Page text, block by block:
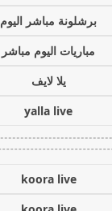
برشلونة مباشر اليوم
مباريات اليوم مباشر
يلا لايف
yalla live
koora live